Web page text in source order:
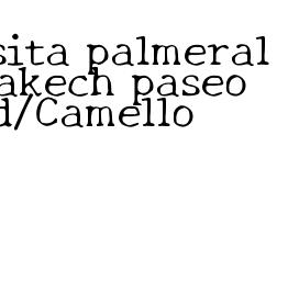
palmeral
paseo
Camello